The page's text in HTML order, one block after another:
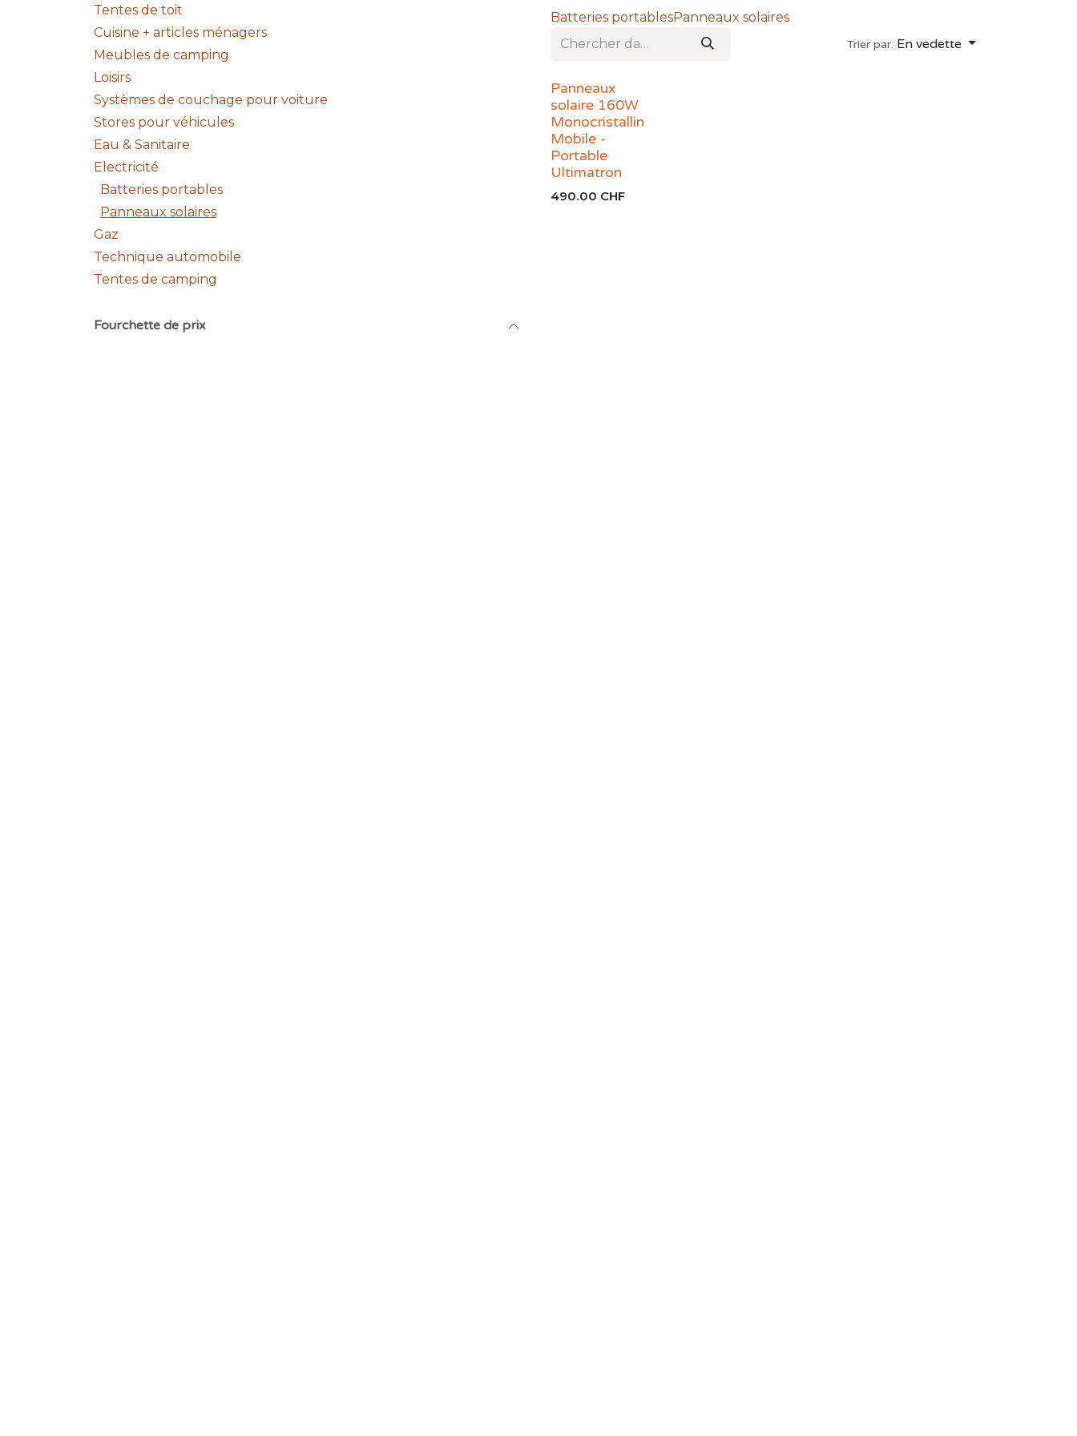
Tentes de toit
Cuisine + articles ménagers
Meubles de camping
Loisirs
Systèmes de couchage pour voiture
Stores pour véhicules
Eau & Sanitaire
Electricité
Batteries portables
Panneaux solaires
Gaz
Technique automobile
Tentes de camping
Fourchette de prix
Batteries portablesPanneaux solaires
Trier par: En vedette
Panneaux
solaire 160W
Monocristallin
Mobile -
Portable
Ultimatron
490.00 CHF